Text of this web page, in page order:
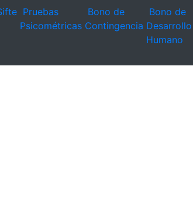
Pruebas
Psicométricas
Bono de
Contingencia
Bono de
Desarrollo
Humano